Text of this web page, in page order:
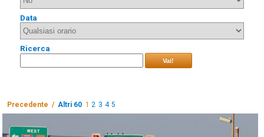
Data
Ricerca
Vai!
Precedente / Altri 60 1 2 3 4 5